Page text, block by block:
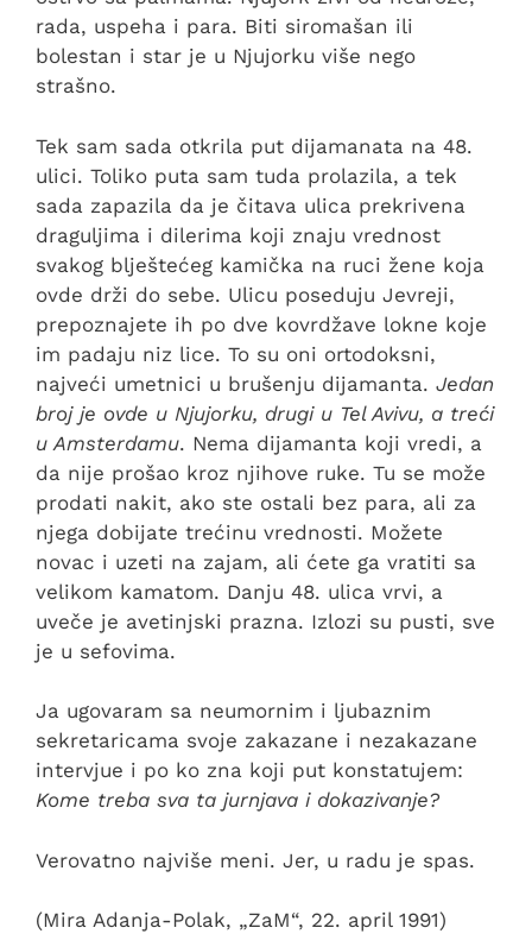
rada, uspeha i para. Biti siromašan ili
bolestan i star je u Njujorku više nego
strašno.
Tek sam sada otkrila put dijamanata na 48.
ulici. Toliko puta sam tuda prolazila, a tek
sada zapazila da je čitava ulica prekrivena
draguljima i dilerima koji znaju vrednost
svakog blještećeg kamička na ruci žene koja
ovde drži do sebe. Ulicu poseduju Jevreji,
prepoznajete ih po dve kovrdžave lokne koje
im padaju niz lice. To su oni ortodoksni,
najveći umetnici u brušenju dijamanta. Jedan
broj je ovde u Njujorku, drugi u Tel Avivu, a treći
u Amsterdamu. Nema dijamanta koji vredi, a
da nije prošao kroz njihove ruke. Tu se može
prodati nakit, ako ste ostali bez para, ali za
njega dobijate trećinu vrednosti. Možete
novac i uzeti na zajam, ali ćete ga vratiti sa
velikom kamatom. Danju 48. ulica vrvi, a
uveče je avetinjski prazna. Izlozi su pusti, sve
je u sefovima.
Ja ugovaram sa neumornim i ljubaznim
sekretaricama svoje zakazane i nezakazane
intervjue i po ko zna koji put konstatujem:
Kome treba sva ta jurnjava i dokazivanje?
Verovatno najviše meni. Jer, u radu je spas.
(Mira Adanja-Polak, „ZaM“, 22. april 1991)